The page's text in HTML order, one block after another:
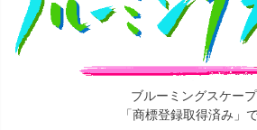
ブルーミングスケー
「商標登録取得済み」で